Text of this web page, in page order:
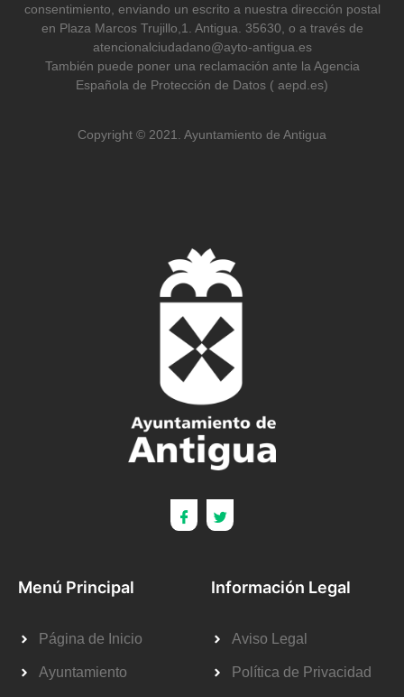
consentimiento, enviando un escrito a nuestra dirección postal
en Plaza Marcos Trujillo,1. Antigua. 35630, o a través de
atencionalciudadano@ayto-antigua.es
También puede poner una reclamación ante la Agencia
Española de Protección de Datos ( aepd.es)
Copyright © 2021. Ayuntamiento de Antigua
Menú Principal
Página de Inicio
Ayuntamiento
Información Legal
Aviso Legal
Política de Privacidad